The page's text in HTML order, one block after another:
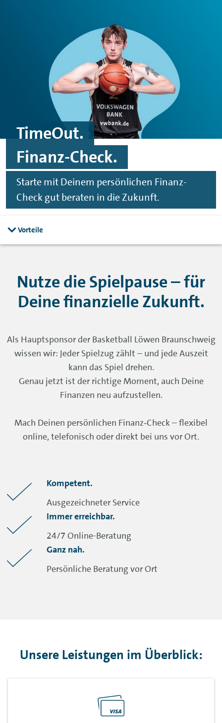
Spinge zu Hauptinhalten
Springe zu Footer
TimeOut.
Finanz-Check.
Starte mit Deinem persönlichen Finanz-
Check gut beraten in die Zukunft.
Vorteile
Nutze die Spielpause – für
Deine finanzielle Zukunft.
Als Hauptsponsor der Basketball Löwen Braunschweig
wissen wir: Jeder Spielzug zählt – und jede Auszeit
kann das Spiel drehen.
Genau jetzt ist der richtige Moment, auch Deine
Finanzen neu aufzustellen.
Mach Deinen persönlichen Finanz‑Check – flexibel
online, telefonisch oder direkt bei uns vor Ort.
Kompetent.
Ausgezeichneter Service
Immer erreichbar.
24/7 Online-Beratung
Ganz nah.
Persönliche Beratung vor Ort
Unsere Leistungen im Überblick: